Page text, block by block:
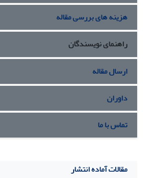
به‌کار گرفته شود.
هزینه های بررسی مقاله
راهنمای نویسندگان
ارسال مقاله
داوران
تماس با ما
مقالات آماده انتشار